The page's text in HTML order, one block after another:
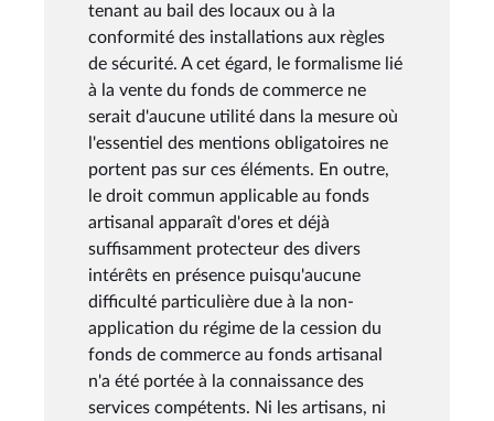
tenant au bail des locaux ou à la
conformité des installations aux règles
de sécurité. A cet égard, le formalisme lié
à la vente du fonds de commerce ne
serait d'aucune utilité dans la mesure où
l'essentiel des mentions obligatoires ne
portent pas sur ces éléments. En outre,
le droit commun applicable au fonds
artisanal apparaît d'ores et déjà
suffisamment protecteur des divers
intérêts en présence puisqu'aucune
difficulté particulière due à la non-
application du régime de la cession du
fonds de commerce au fonds artisanal
n'a été portée à la connaissance des
services compétents. Ni les artisans, ni